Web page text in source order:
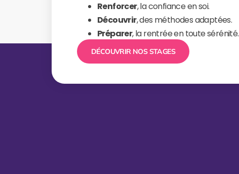
Renforcer, la confiance en soi.
Découvrir, des méthodes adaptées.
Préparer, la rentrée en toute sérénité.
DÉCOUVRIR NOS STAGES